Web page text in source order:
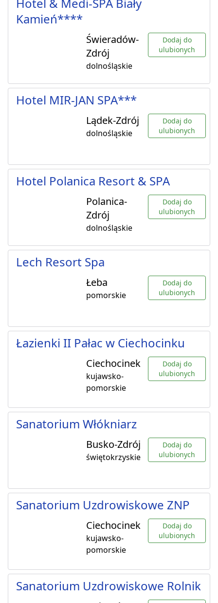
Hotel & Medi-SPA Biały
Kamień****
Świeradów-
Zdrój
dolnośląskie
Dodaj do
ulubionych
Hotel MIR-JAN SPA***
Lądek-Zdrój
dolnośląskie
Dodaj do
ulubionych
Hotel Polanica Resort & SPA
Polanica-
Zdrój
dolnośląskie
Dodaj do
ulubionych
Lech Resort Spa
Łeba
pomorskie
Dodaj do
ulubionych
Łazienki II Pałac w Ciechocinku
Ciechocinek
kujawsko-
pomorskie
Dodaj do
ulubionych
Sanatorium Włókniarz
Busko-Zdrój
świętokrzyskie
Dodaj do
ulubionych
Sanatorium Uzdrowiskowe ZNP
Ciechocinek
kujawsko-
pomorskie
Dodaj do
ulubionych
Sanatorium Uzdrowiskowe Rolnik